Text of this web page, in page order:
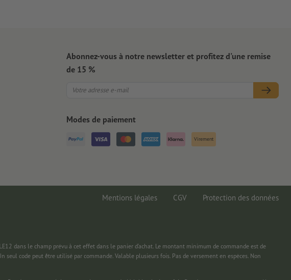
Abonnez-vous à notre newsletter et profitez d'une remise
de 15 %
Modes de paiement
Virement
Mentions légales CGV Protection des données
dans le champ prévu à cet effet dans le panier d’achat. Le montant minimum de commande est de
code peut être utilisé par commande. Valable plusieurs fois. Pas de versement en espèces. Non